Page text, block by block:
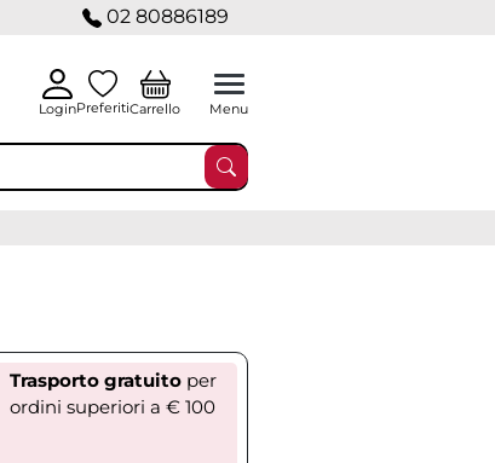
02 80886189
LoginPreferitiCarrello Menu
Trasporto gratuitoper
ordini superiori a € 100